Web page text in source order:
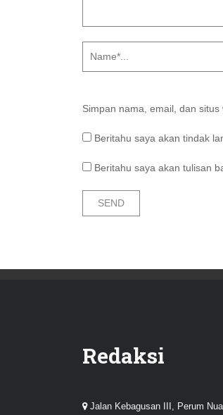
Simpan nama, email, dan
Beritahu saya akan tindak
Beritahu saya akan tulisan
Redaksi
Jalan Kebagusan III, Perum